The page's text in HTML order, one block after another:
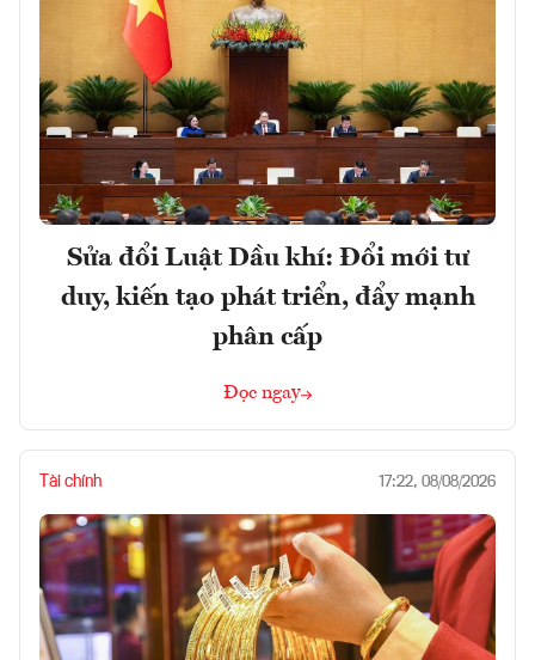
Sửa đổi Luật Dầu khí: Đổi mới tư
duy, kiến tạo phát triển, đẩy mạnh
phân cấp
Đọc ngay
Tài chính 17:22, 08/08/2026